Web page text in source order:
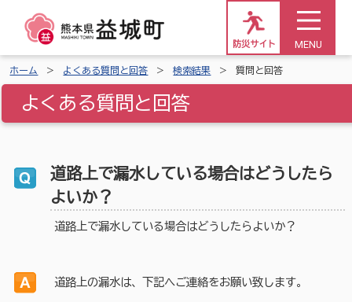
防災サイト MENU
ホーム よくある質問と回答 検索結果 質問と回答
よくある質問と回答
道路上で漏水している場合はどうしたら
よいか？
道路上で漏水している場合はどうしたらよいか？
道路上の漏水は、下記へご連絡をお願い致します。